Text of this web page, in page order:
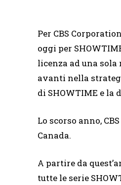
Per CBS
oggi per
licenza ad una
avanti nella
di SHOWTIME e la
Lo scorso anno,
Canada.
A partire da
tutte le serie